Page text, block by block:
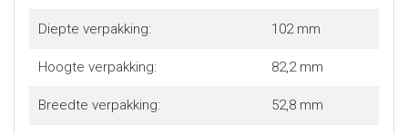
Diepte verpakking: 102 mm
Hoogte verpakking: 82,2 mm
Breedte verpakking: 52,8 mm